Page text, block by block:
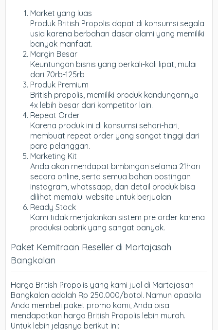
Market yang luas
Produk British Propolis dapat di konsumsi segala
usia karena berbahan dasar alami yang memiliki
banyak manfaat.
Margin Besar
Keuntungan bisnis yang berkali-kali lipat, mulai
dari 70rb-125rb
Produk Premium
British propolis, memiliki produk kandungannya
4x lebih besar dari kompetitor lain.
Repeat Order
Karena produk ini di konsumsi sehari-hari,
membuat repeat order yang sangat tinggi dari
para pelanggan.
Marketing Kit
Anda akan mendapat bimbingan selama 21hari
secara online, serta semua bahan postingan
instagram, whatssapp, dan detail produk bisa
dilihat memalui website untuk berjualan.
Ready Stock
Kami tidak menjalankan sistem pre order karena
produksi pabrik yang sangat banyak.
Paket Kemitraan Reseller di Martajasah
Bangkalan
Harga British Propolis yang kami jual di Martajasah
Bangkalan adalah Rp 250.000/botol. Namun apabila
Anda membeli paket promo kami, Anda bisa
mendapatkan harga British Propolis lebih murah.
Untuk lebih jelasnya berikut ini: